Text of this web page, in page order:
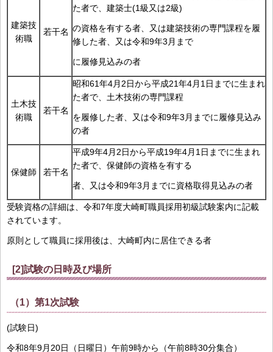
建築技
術職
若干名
た者で、建築士(1級又は2級)
の資格を有する者、又は建築技術の専門課程を履
修した者、又は令和9年3月まで
に履修見込みの者
土木技
術職
若干名
昭和61年4月2日から平成21年4月1日までに生まれ
た者で、土木技術の専門課程
を履修した者、又は令和9年3月までに履修見込み
の者
保健師 若干名
平成9年4月2日から平成19年4月1日までに生まれ
た者で、保健師の資格を有する
者、又は令和9年3月までに資格取得見込みの者
受験資格の詳細は、令和7年度大崎町職員採用初級試験案内に記載
されています。
原則として職員に採用後は、大崎町内に居住できる者
[2]試験の日時及び場所
（1）第1次試験
(試験日)
令和8年9月20日（日曜日）午前9時から（午前8時30分集合）